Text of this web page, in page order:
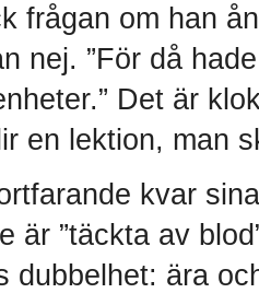
frågan om han
nej. ”För då
Det är
en lektion, man
kvar
är ”täckta av
dubbelhet: ära